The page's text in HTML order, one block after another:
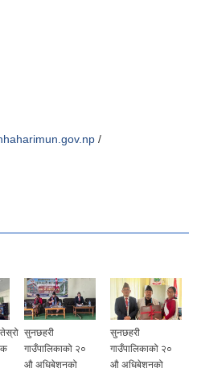
/
सुनछहरी
गाउँपालिकाको २०
औ अधिबेशनको
सुनछहरी
गाउँपालिकाको २०
औ अधिबेशनको